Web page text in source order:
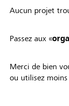
Aucun projet
Passez aux «
Merci de bien
ou utilisez